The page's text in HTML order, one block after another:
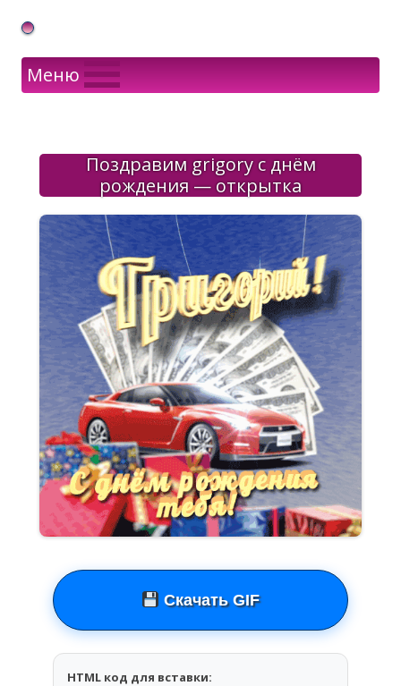
Gif Открытки в подарок
Меню
Поздравим grigory с днём
рождения — открытка
Скачать GIF
HTML код для вставки: